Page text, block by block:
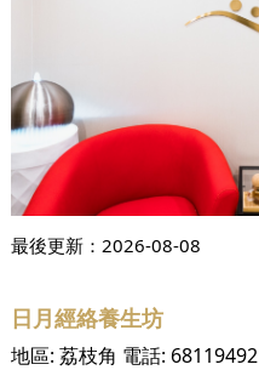
最後更新： 2026-08-08
日月經絡養生坊
地區: 荔枝角 電話: 68119492